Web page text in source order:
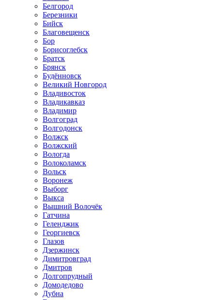
Белгород
Березники
Бийск
Благовещенск
Бор
Борисоглебск
Братск
Брянск
Будённовск
Великий Новгород
Владивосток
Владикавказ
Владимир
Волгоград
Волгодонск
Волжск
Волжский
Вологда
Волоколамск
Вольск
Воронеж
Выборг
Выкса
Вышний Волочёк
Гатчина
Геленджик
Георгиевск
Глазов
Дзержинск
Димитровград
Дмитров
Долгопрудный
Домодедово
Дубна